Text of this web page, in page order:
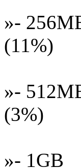
»-
(11%)
»-
(3%)
»- 1GB